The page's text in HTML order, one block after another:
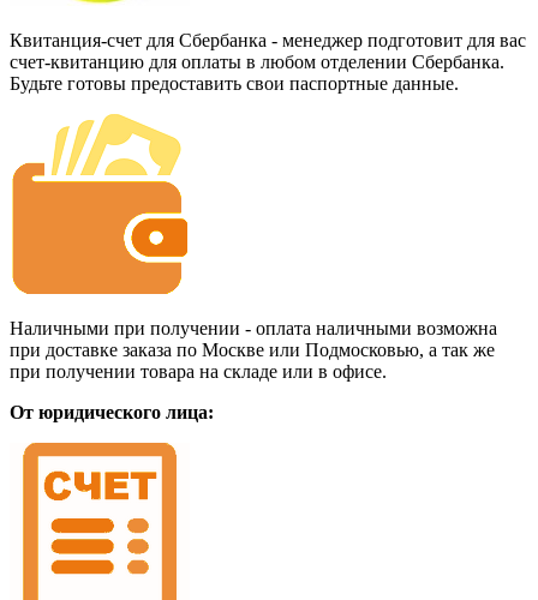
Квитанция-счет для Сбербанка - менеджер подготовит для вас
счет-квитанцию для оплаты в любом отделении Сбербанка.
Будьте готовы предоставить свои паспортные данные.
Наличными при получении - оплата наличными возможна
при доставке заказа по Москве или Подмосковью, а так же
при получении товара на складе или в офисе.
От юридического лица: